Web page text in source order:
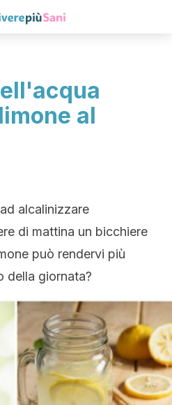
al
alcalinizzare
di mattina un bicchiere
può rendervi più
della giornata?